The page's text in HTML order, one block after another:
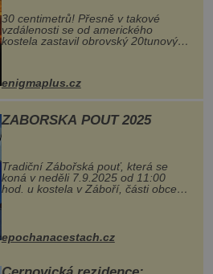
30 centimetrů! Přesně v takové
vzdálenosti se od amerického
kostela zastavil obrovský 20tunový
...
enigmaplus.cz
ZÁBOŘSKÁ POUŤ 2025
Tradiční Zábořská pouť, která se
koná v neděli 7.9.2025 od 11:00
hod. u kostela v Záboří, části obce
Kly u Mělníka. V programu naleznete
komentovanou prohlídku kostela,
epochanacestach.cz